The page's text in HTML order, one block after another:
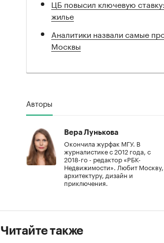
ЦБ повысил ключевую
жилье
Аналитики назвали самые
Москвы
Авторы
Вера Лунькова
Окончила журфак МГУ. В
журналистике с 2012 года, с
2018-го - редактор «РБК-
Недвижимости». Любит Москву,
архитектуру, дизайн и
приключения.
Читайте также